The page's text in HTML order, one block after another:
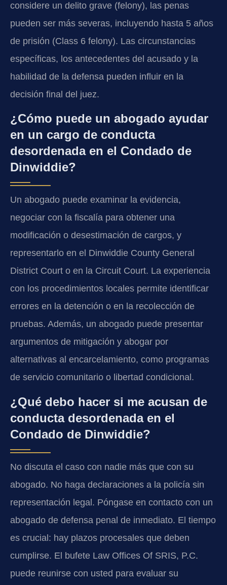
considere un delito grave (felony), las penas
pueden ser más severas, incluyendo hasta 5 años
de prisión (Class 6 felony). Las circunstancias
específicas, los antecedentes del acusado y la
habilidad de la defensa pueden influir en la
decisión final del juez.
¿Cómo puede un abogado ayudar
en un cargo de conducta
desordenada en el Condado de
Dinwiddie?
Un abogado puede examinar la evidencia,
negociar con la fiscalía para obtener una
modificación o desestimación de cargos, y
representarlo en el Dinwiddie County General
District Court o en la Circuit Court. La experiencia
con los procedimientos locales permite identificar
errores en la detención o en la recolección de
pruebas. Además, un abogado puede presentar
argumentos de mitigación y abogar por
alternativas al encarcelamiento, como programas
de servicio comunitario o libertad condicional.
¿Qué debo hacer si me acusan de
conducta desordenada en el
Condado de Dinwiddie?
No discuta el caso con nadie más que con su
abogado. No haga declaraciones a la policía sin
representación legal. Póngase en contacto con un
abogado de defensa penal de inmediato. El tiempo
es crucial: hay plazos procesales que deben
cumplirse. El bufete Law Offices Of SRIS, P.C.
puede reunirse con usted para evaluar su